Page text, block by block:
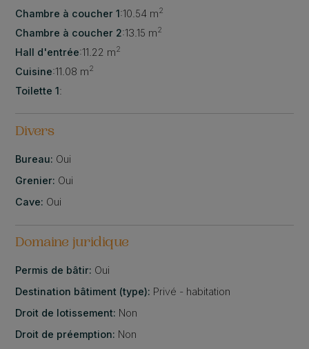
Chambre à coucher 1:10.54 m2
Chambre à coucher 2:13.15 m2
Hall d'entrée:11.22 m2
Cuisine:11.08 m2
Toilette 1:
Divers
Bureau: Oui
Grenier: Oui
Cave: Oui
Domaine juridique
Permis de bâtir: Oui
Destination bâtiment (type): Privé - habitation
Droit de lotissement: Non
Droit de préemption: Non